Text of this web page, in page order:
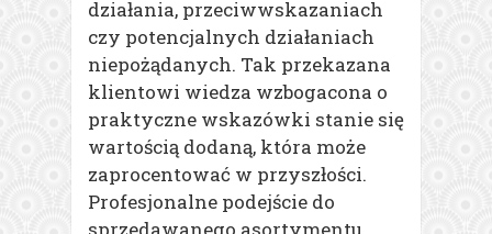
działania, przeciwwskazaniach
czy potencjalnych działaniach
niepożądanych. Tak przekazana
klientowi wiedza wzbogacona o
praktyczne wskazówki stanie się
wartością dodaną, która może
zaprocentować w przyszłości.
Profesjonalne podejście do